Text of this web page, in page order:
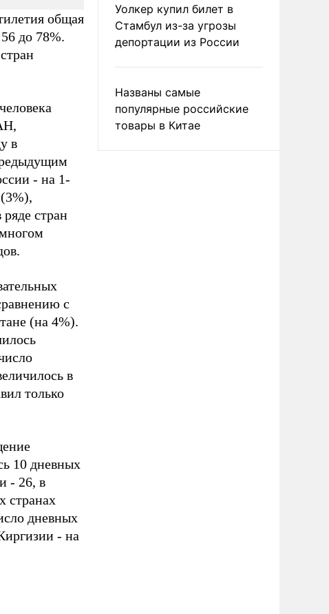
общая
до 78%.
в
- на 1-
стран
с
(на 4%).
в
только
10 дневных
- 26, в
странах
дневных
- на
Уолкер купил билет в
Стамбул из-за угрозы
депортации из России
Названы самые
популярные российские
товары в Китае